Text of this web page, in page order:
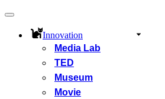
ナ
Innovation
Media Lab
TED
Museum
Movie